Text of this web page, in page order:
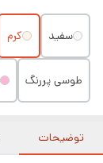
سفید کرم
طوسی پررنگ
توضیحات